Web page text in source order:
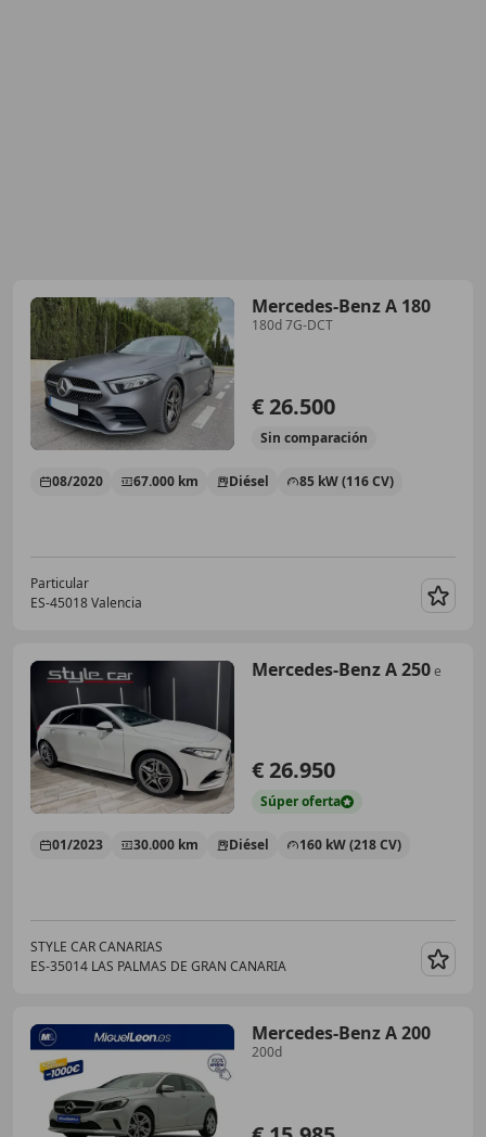
Mercedes-Benz A 180
180d 7G-DCT
€ 26.500
Sin comparación
08/2020 67.000 km Diésel 85 kW (116 CV)
Particular
ES-45018 Valencia
Mercedes-Benz A 250e
€ 26.950
Súperoferta
01/2023 30.000 km Diésel 160 kW (218 CV)
STYLE CAR CANARIAS
ES-35014 LAS PALMAS DE GRAN CANARIA
Mercedes-Benz A 200
200d